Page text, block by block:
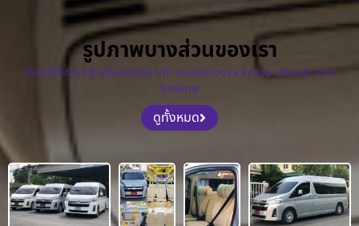
รูปภาพบางส่วนของเรา
บริการให้เช่ารถตู้ พร้อมคนขับ VIP แบบครบวงจร รถสวย บริการดี ราคา
มิตรภาพ
ดูทั้งหมด